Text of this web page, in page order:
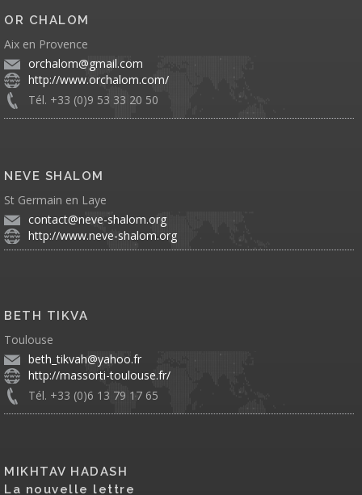
OR CHALOM
Aix en Provence
orchalom@gmail.com
http://www.orchalom.com/
Tél. +33 (0)9 53 33 20 50
NEVE SHALOM
St Germain en Laye
contact@neve-shalom.org
http://www.neve-shalom.org
BETH TIKVA
Toulouse
beth_tikvah@yahoo.fr
http://massorti-toulouse.fr/
Tél. +33 (0)6 13 79 17 65
MIKHTAV HADASH
La nouvelle lettre